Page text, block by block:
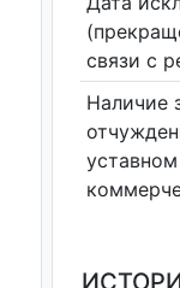
связи с
Наличие